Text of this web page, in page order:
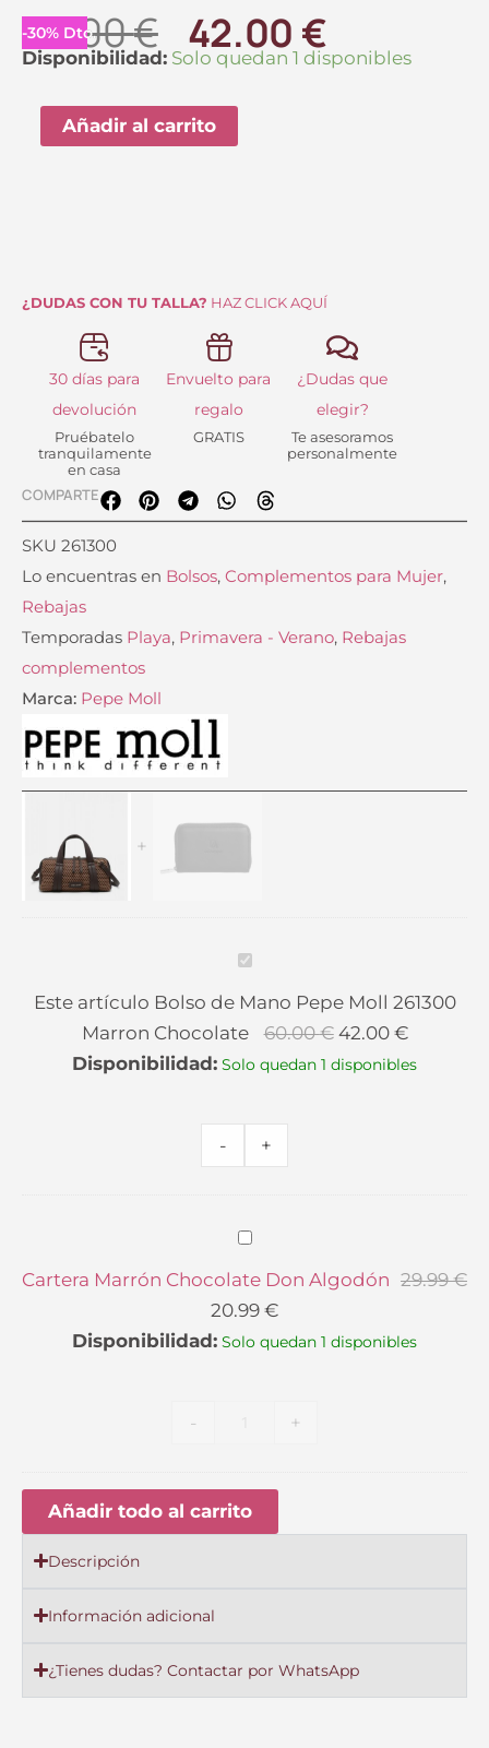
-30% Dto.
60.00€ El
precio
original
era:
42.00 €El
precio
Disponibilidad: Solo quedan 1 disponibles
Bolso
Mano
Pepe
cantidad
Añadir al carrito
¿DUDAS CON TU TALLA? HAZ CLICK AQUÍ
30 días para
devolución
Pruébatelo
tranquilamente
en casa
Envuelto para
regalo
GRATIS
¿Dudas que
elegir?
Te asesoramos
personalmente
COMPARTE
SKU 261300
Lo encuentras en Bolsos, Complementos para Mujer,
Rebajas
Temporadas Playa, Primavera - Verano, Rebajas
complementos
Marca: Pepe Moll
Bolso
de
Mano
Pepe
Marron
Este artículo Bolso de Mano Pepe Moll 261300
Marron Chocolate
60.00€ 42.00 €
Disponibilidad: Solo quedan 1 disponibles
-
de
Mano
261300
Chocolate
+
Cartera
Marrón
Chocolate
Don
Cartera Marrón Chocolate Don Algodón 29.99€
precio
original
20.99 €
Disponibilidad: Solo quedan 1 disponibles
-
Marrón
Chocolate
cantidad
+
Añadir todo al carrito
Descripción
Información adicional
¿Tienes dudas? Contactar por WhatsApp